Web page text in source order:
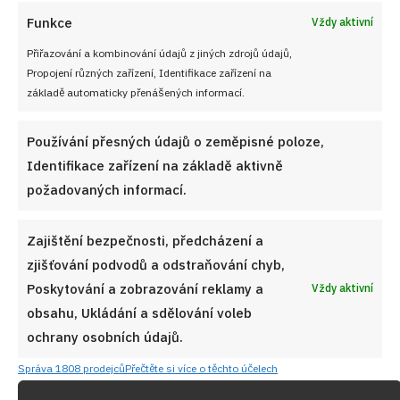
Funkce Vždy aktivní
Přiřazování a kombinování údajů z jiných zdrojů údajů,
Propojení různých zařízení, Identifikace zařízení na
základě automaticky přenášených informací.
Používání přesných údajů o zeměpisné poloze,
Identifikace zařízení na základě aktivně
požadovaných informací.
Zajištění bezpečnosti, předcházení a
zjišťování podvodů a odstraňování chyb,
Poskytování a zobrazování reklamy a
obsahu, Ukládání a sdělování voleb
ochrany osobních údajů.
Vždy aktivní
Správa 1808 prodejcůPřečtěte si více o těchto účelech
Jak uchovat rajčata, aby chutnala jako čerstvá i po
každý
5. 8. 2026